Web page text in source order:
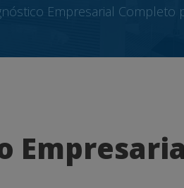
Empresarial Completo